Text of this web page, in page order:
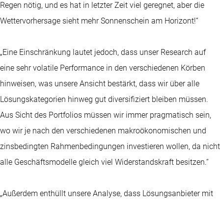
Regen nötig, und es hat in letzter Zeit viel geregnet, aber die
Wettervorhersage sieht mehr Sonnenschein am Horizont!“
„Eine Einschränkung lautet jedoch, dass unser Research auf
eine sehr volatile Performance in den verschiedenen Körben
hinweisen, was unsere Ansicht bestärkt, dass wir über alle
Lösungskategorien hinweg gut diversifiziert bleiben müssen.
Aus Sicht des Portfolios müssen wir immer pragmatisch sein,
wo wir je nach den verschiedenen makroökonomischen und
zinsbedingten Rahmenbedingungen investieren wollen, da nicht
alle Geschäftsmodelle gleich viel Widerstandskraft besitzen.“
„Außerdem enthüllt unsere Analyse, dass Lösungsanbieter mit